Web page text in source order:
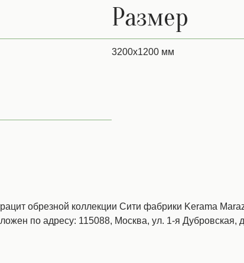
Размер
3200х1200 мм
обрезной коллекции Сити фабрики Kerama
по адресу: 115088, Москва, ул. 1-я